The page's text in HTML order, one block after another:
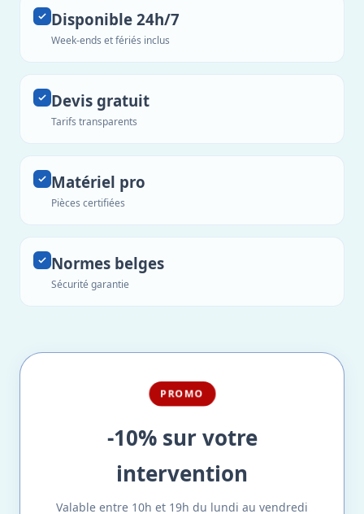
Disponible 24h/7
Week-ends et fériés inclus
Devis gratuit
Tarifs transparents
Matériel pro
Pièces certifiées
Normes belges
Sécurité garantie
PROMO
-10% sur votre
intervention
Valable entre 10h et 19h du lundi au vendredi